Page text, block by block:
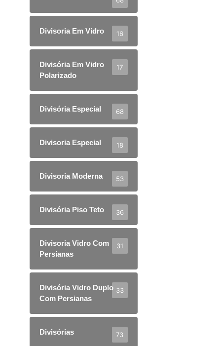
Divisoria Em Vidro 16
Divisória Em Vidro
Polarizado
17
Divisória Especial 68
Divisoria Especial 18
Divisoria Moderna 53
Divisória Piso Teto 36
Divisoria Vidro Com
Persianas
31
Divisória Vidro Duplo
Com Persianas
33
Divisórias 73